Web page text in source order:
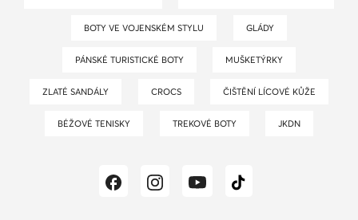
BOTY VE VOJENSKÉM STYLU GLÁDY
PÁNSKÉ TURISTICKÉ BOTY MUŠKETÝRKY
ZLATÉ SANDÁLY CROCS ČIŠTĚNÍ LÍCOVÉ KŮŽE
BÉŽOVÉ TENISKY TREKOVÉ BOTY JKDN